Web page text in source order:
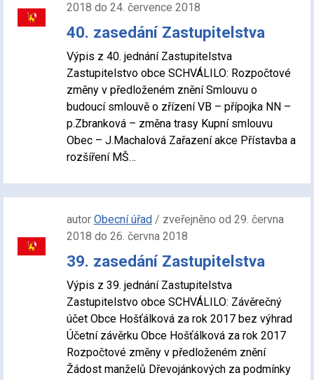
2018 do 24. července 2018
40. zasedání Zastupitelstva
Výpis z 40. jednání Zastupitelstva
Zastupitelstvo obce SCHVÁLILO: Rozpočtové
změny v předloženém znění Smlouvu o
budoucí smlouvě o zřízení VB – přípojka NN –
p.Zbranková – změna trasy Kupní smlouvu
Obec – J.Machalová Zařazení akce Přístavba a
rozšíření MŠ…
autor Obecní úřad/ zveřejněno od 29. června
2018 do 26. června 2018
39. zasedání Zastupitelstva
Výpis z 39. jednání Zastupitelstva
Zastupitelstvo obce SCHVÁLILO: Závěrečný
účet Obce Hošťálková za rok 2017 bez výhrad
Účetní závěrku Obce Hošťálková za rok 2017
Rozpočtové změny v předloženém znění
Žádost manželů Dřevojánkových za podmínky